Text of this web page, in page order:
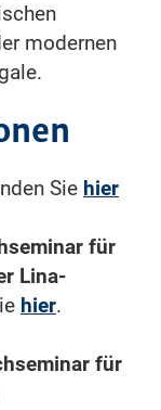
modernen
Sie hier
für
Lina-
hier.
für